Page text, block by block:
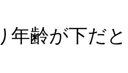
年齢が下だ